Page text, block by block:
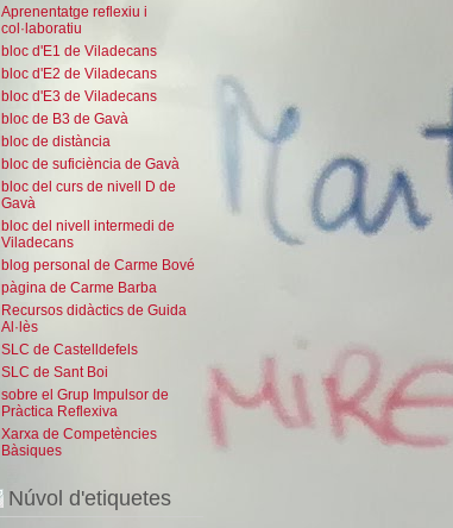
Aprenentatge reflexiu i
col·laboratiu
bloc d'E1 de Viladecans
bloc d'E2 de Viladecans
bloc d'E3 de Viladecans
bloc de B3 de Gavà
bloc de distància
bloc de suficiència de Gavà
bloc del curs de nivell D de
Gavà
bloc del nivell intermedi de
Viladecans
blog personal de Carme Bové
pàgina de Carme Barba
Recursos didàctics de Guida
Al·lès
SLC de Castelldefels
SLC de Sant Boi
sobre el Grup Impulsor de
Pràctica Reflexiva
Xarxa de Competències
Bàsiques
Núvol d'etiquetes